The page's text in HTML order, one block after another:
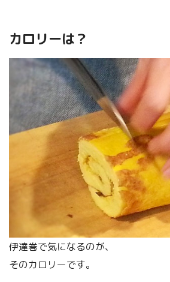
カロリーは？
伊達巻で気になるのが、
そのカロリーです。